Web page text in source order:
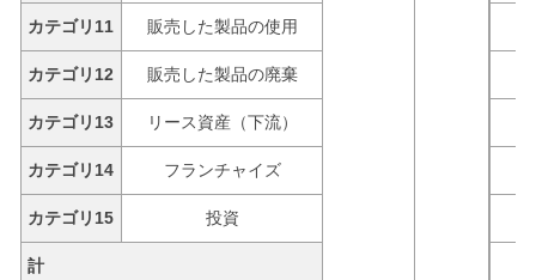
カテゴリ11 販売した製品の使用
カテゴリ12 販売した製品の廃棄
カテゴリ13 リース資産（下流）
カテゴリ14 フランチャイズ
カテゴリ15 投資
計